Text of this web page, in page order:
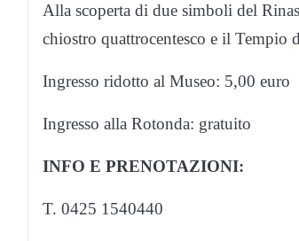
Alla scoperta di due simboli del
chiostro quattrocentesco e il Tempio
Ingresso ridotto al Museo: 5,00 euro
Ingresso alla Rotonda: gratuito
INFO E PRENOTAZIONI:
T. 0425 1540440